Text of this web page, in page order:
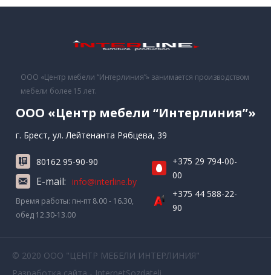
ООО «Центр мебели “Интерлиния”» занимается производством
мебели более 15 лет.
ООО «Центр мебели “Интерлиния”»
г. Брест, ул. Лейтенанта Рябцева, 39
80162 95-90-90
E-mail: info@interline.by
Время работы: пн-пт 8.00 - 16.30,
обед 12.30-13.00
+375 29 794-00-
00
+375 44 588-22-
90
© 2020 ООО "ЦЕНТР МЕБЕЛИ ИНТЕРЛИНИЯ"